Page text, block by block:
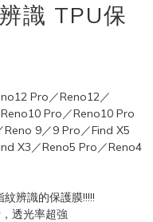
識 TPU保
Pro／Reno12／
Pro／Reno10 Pro
9／9 Pro／Find X5
X3／Reno5 Pro／Reno4
辨識的保護膜!!!!!
透光率超強